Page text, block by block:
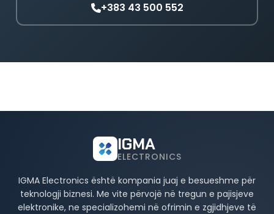
+383 43 500 552
IGMA
ELECTRONICS
IGMA Electronics është kompania juaj e besueshme për
teknologji biznesi. Me vite përvojë në tregun e pajisjeve
elektronike, ne specializohemi në ofrimin e zgjidhjeve të